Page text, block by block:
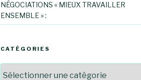
NÉGOCIATIONS « MIEUX TRAVAILLER
ENSEMBLE » :
CATÉGORIES